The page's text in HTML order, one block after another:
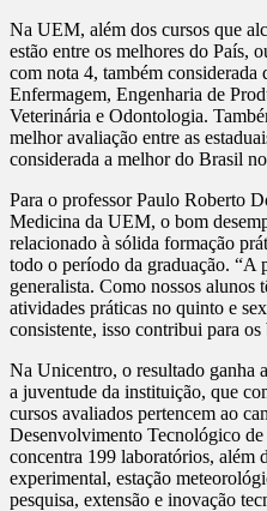
Na UEM, além dos cursos que
estão entre os melhores do País,
com nota 4, também
Enfermagem, Engenharia de
Veterinária e Odontologia.
melhor avaliação entre as
considerada a melhor do Brasil
Para o professor Paulo Roberto
Medicina da UEM, o bom
relacionado à sólida formação
todo o período da graduação. “A
generalista. Como nossos
atividades práticas no quinto e
consistente, isso contribui para
Na Unicentro, o resultado ganha
a juventude da instituição, que
cursos avaliados pertencem ao
Desenvolvimento Tecnológico
concentra 199 laboratórios, além
experimental, estação
pesquisa, extensão e inovação